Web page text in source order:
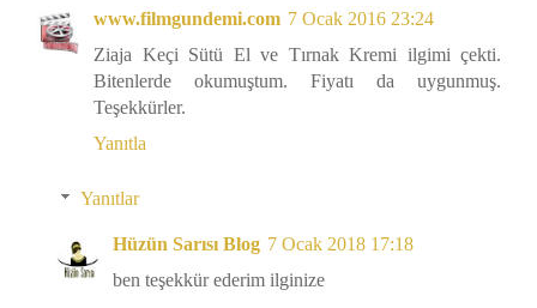
www.filmgundemi.com 7 Ocak 2016 23:24
Ziaja Keçi Sütü El ve Tırnak Kremi ilgimi çekti.
Bitenlerde okumuştum. Fiyatı da uygunmuş.
Teşekkürler.
Yanıtla
Yanıtlar
Hüzün Sarısı Blog 7 Ocak 2018 17:18
ben teşekkür ederim ilginize